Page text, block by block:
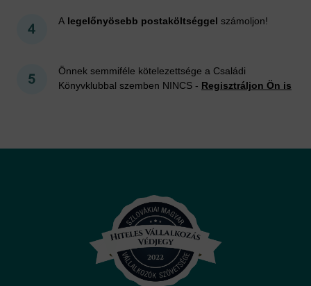
A legelőnyösebb postaköltséggel számoljon!
Önnek semmiféle kötelezettsége a Családi
Könyvklubbal szemben NINCS - Regisztráljon Ön is